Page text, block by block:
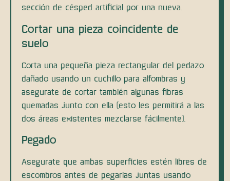
sección de césped artificial por una nueva.
Cortar una pieza coincidente de
suelo
Corta una pequeña pieza rectangular del pedazo
dañado usando un cuchillo para alfombras y
asegurate de cortar también algunas fibras
quemadas junto con ella (esto les permitirá a las
dos áreas existentes mezclarse fácilmente).
Pegado
Asegurate que ambas superficies estén libres de
escombros antes de pegarlas juntas usando